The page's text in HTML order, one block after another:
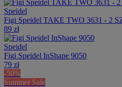
Speidel
Figi Speidel TAKE TWO 3631 - 2
89 zł
Speidel
Figi Speidel InShape 9050
79 zł
-50%
Summer Sale